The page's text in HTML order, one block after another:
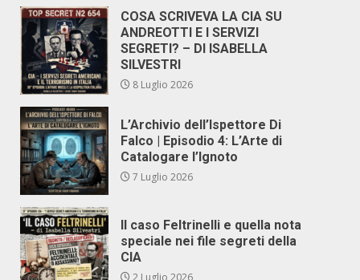
COSA SCRIVEVA LA CIA SU
ANDREOTTI E I SERVIZI
SEGRETI? – DI ISABELLA
SILVESTRI
8 Luglio 2026
L’Archivio dell’Ispettore Di
Falco | Episodio 4: L’Arte di
Catalogare l’Ignoto
7 Luglio 2026
Il caso Feltrinelli e quella nota
speciale nei file segreti della
CIA
2 Luglio 2026